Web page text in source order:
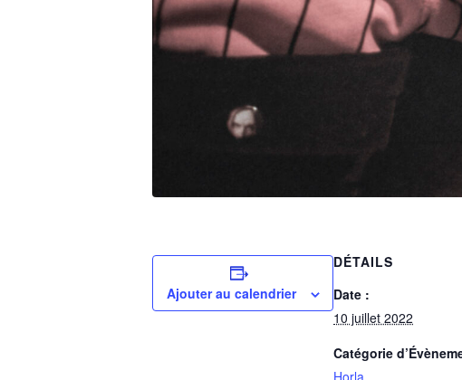
Ajouter au calendrier
DÉTAILS
Date :
10 juillet 2022
Catégorie
Horla